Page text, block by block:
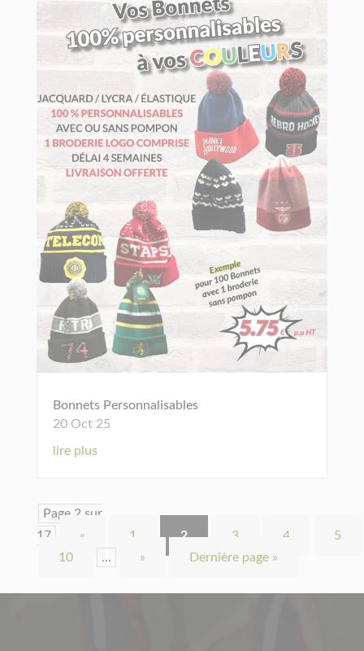
Bonnets Personnalisables
20 Oct 25
lire plus
Page 2 sur
17
« 1 2 3 4
5
10
… » Dernière page »